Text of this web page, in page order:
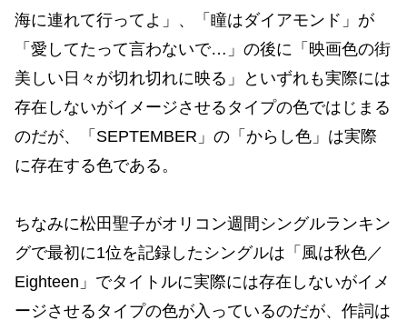
海に連れて行ってよ」、「瞳はダイアモンド」が
「愛してたって言わないで…」の後に「映画色の街
美しい日々が切れ切れに映る」といずれも実際には
存在しないがイメージさせるタイプの色ではじまる
のだが、「SEPTEMBER」の「からし色」は実際
に存在する色である。
ちなみに松田聖子がオリコン週間シングルランキン
グで最初に1位を記録したシングルは「風は秋色／
Eighteen」でタイトルに実際には存在しないがイメ
ージさせるタイプの色が入っているのだが、作詞は